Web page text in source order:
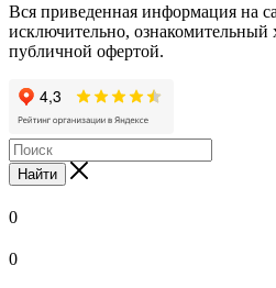
Вся приведенная информация на
исключительно, ознакомительный
публичной офертой.
Найти
0
0